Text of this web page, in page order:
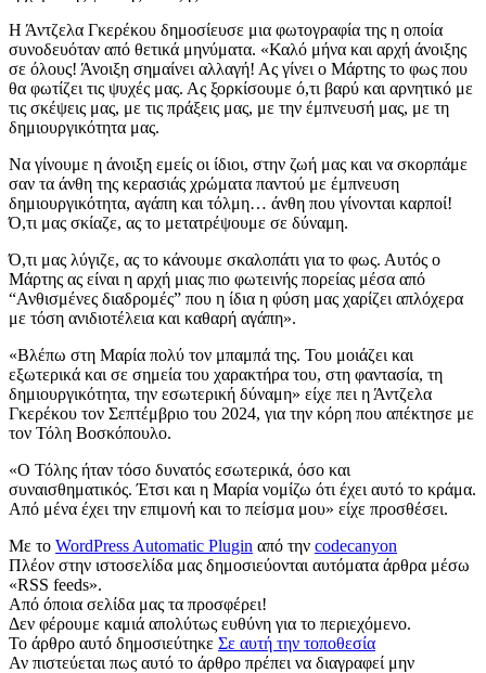
Η Άντζελα Γκερέκου δημοσίευσε μια φωτογραφία της η οποία
συνοδευόταν από θετικά μηνύματα. «Καλό μήνα και αρχή άνοιξης
σε όλους! Άνοιξη σημαίνει αλλαγή! Ας γίνει ο Μάρτης το φως που
θα φωτίζει τις ψυχές μας. Ας ξορκίσουμε ό,τι βαρύ και αρνητικό με
τις σκέψεις μας, με τις πράξεις μας, με την έμπνευσή μας, με τη
δημιουργικότητα μας.
Να γίνουμε η άνοιξη εμείς οι ίδιοι, στην ζωή μας και να σκορπάμε
σαν τα άνθη της κερασιάς χρώματα παντού με έμπνευση
δημιουργικότητα, αγάπη και τόλμη… άνθη που γίνονται καρποί!
Ό,τι μας σκίαζε, ας το μετατρέψουμε σε δύναμη.
Ό,τι μας λύγιζε, ας το κάνουμε σκαλοπάτι για το φως. Αυτός ο
Μάρτης ας είναι η αρχή μιας πιο φωτεινής πορείας μέσα από
“Ανθισμένες διαδρομές” που η ίδια η φύση μας χαρίζει απλόχερα
με τόση ανιδιοτέλεια και καθαρή αγάπη».
«Βλέπω στη Μαρία πολύ τον μπαμπά της. Του μοιάζει και
εξωτερικά και σε σημεία του χαρακτήρα του, στη φαντασία, τη
δημιουργικότητα, την εσωτερική δύναμη» είχε πει η Άντζελα
Γκερέκου τον Σεπτέμβριο του 2024, για την κόρη που απέκτησε με
τον Τόλη Βοσκόπουλο.
«Ο Τόλης ήταν τόσο δυνατός εσωτερικά, όσο και
συναισθηματικός. Έτσι και η Μαρία νομίζω ότι έχει αυτό το κράμα.
Από μένα έχει την επιμονή και το πείσμα μου» είχε προσθέσει.
Με το WordPress Automatic Plugin από την codecanyon
Πλέον στην ιστοσελίδα μας δημοσιεύονται αυτόματα άρθρα μέσω
«RSS feeds».
Από όποια σελίδα μας τα προσφέρει!
Δεν φέρουμε καμιά απολύτως ευθύνη για το περιεχόμενο.
Το άρθρο αυτό δημοσιεύτηκε Σε αυτή την τοποθεσία
Αν πιστεύεται πως αυτό το άρθρο πρέπει να διαγραφεί μην